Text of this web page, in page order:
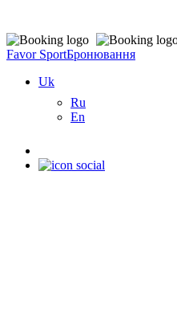
Favor SportБронювання
Uk
Ru
En